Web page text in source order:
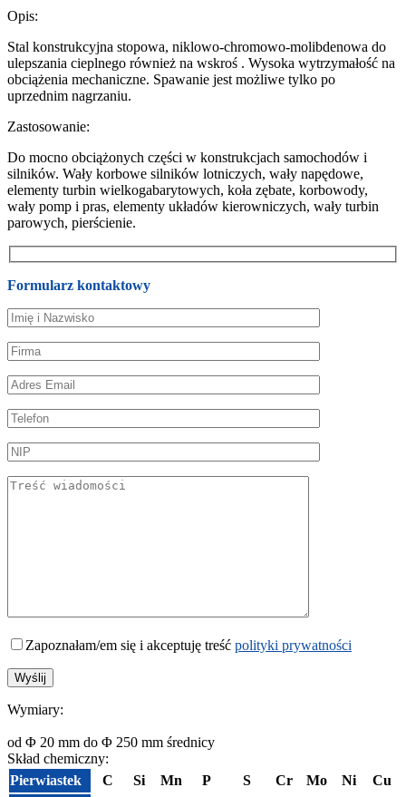
Opis:
Stal konstrukcyjna stopowa, niklowo-chromowo-molibdenowa do
ulepszania cieplnego również na wskroś . Wysoka wytrzymałość na
obciążenia mechaniczne. Spawanie jest możliwe tylko po
uprzednim nagrzaniu.
Zastosowanie:
Do mocno obciążonych części w konstrukcjach samochodów i
silników. Wały korbowe silników lotniczych, wały napędowe,
elementy turbin wielkogabarytowych, koła zębate, korbowody,
wały pomp i pras, elementy układów kierowniczych, wały turbin
parowych, pierścienie.
Formularz kontaktowy
Zapoznałam/em się i akceptuję treść polityki prywatności
Wymiary:
od Φ 20 mm do Φ 250 mm średnicy
Skład chemiczny:
Pierwiastek
C Si Mn P S Cr Mo Ni
Cu